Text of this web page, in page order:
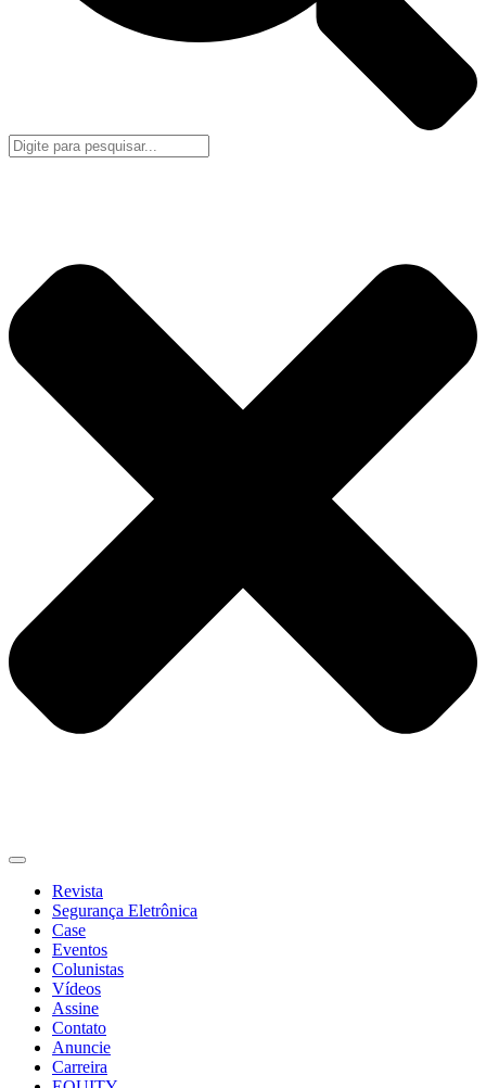
Revista
Segurança Eletrônica
Case
Eventos
Colunistas
Vídeos
Assine
Contato
Anuncie
Carreira